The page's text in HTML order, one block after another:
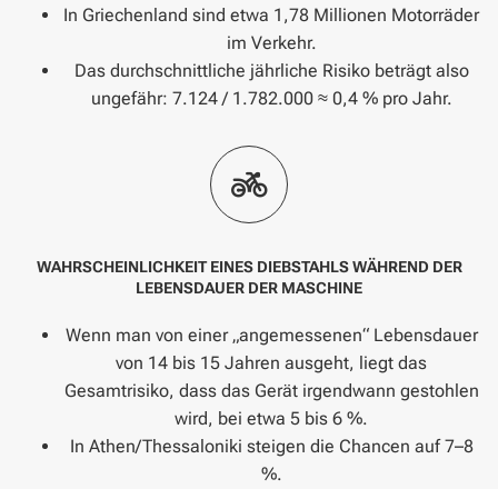
In Griechenland sind etwa 1,78 Millionen Motorräder
im Verkehr.
Das durchschnittliche jährliche Risiko beträgt also
ungefähr: 7.124 / 1.782.000 ≈ 0,4 % pro Jahr.
WAHRSCHEINLICHKEIT EINES DIEBSTAHLS WÄHREND DER
LEBENSDAUER DER MASCHINE
Wenn man von einer „angemessenen“ Lebensdauer
von 14 bis 15 Jahren ausgeht, liegt das
Gesamtrisiko, dass das Gerät irgendwann gestohlen
wird, bei etwa 5 bis 6 %.
In Athen/Thessaloniki steigen die Chancen auf 7–8
%.